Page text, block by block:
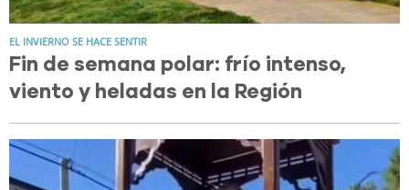
EL INVIERNO SE HACE SENTIR
Fin de semana polar: frío intenso,
viento y heladas en la Región